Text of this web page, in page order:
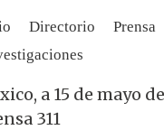
Directorio Prensa
a 15 de mayo
311